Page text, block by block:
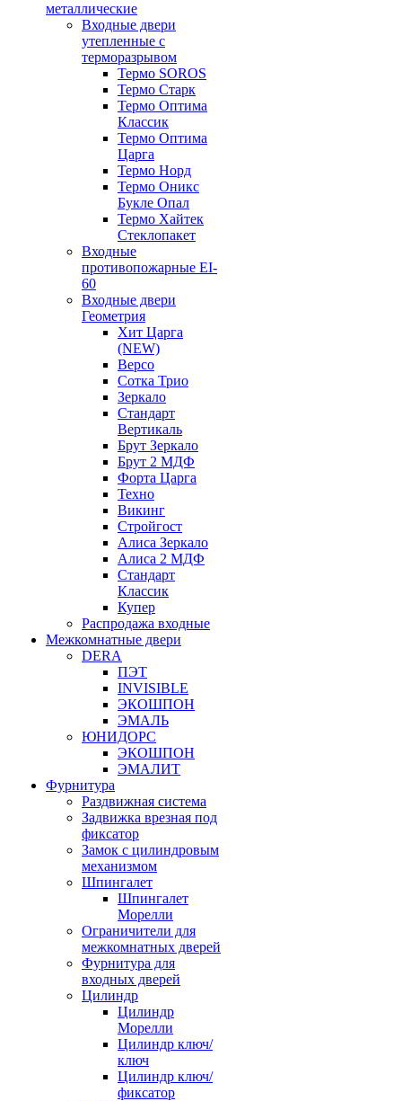
металлические
Входные двери
утепленные с
терморазрывом
Термо SOROS
Термо Старк
Термо Оптима
Классик
Термо Оптима
Царга
Термо Норд
Термо Оникс
Букле Опал
Термо Хайтек
Стеклопакет
Входные
противопожарные EI-
60
Входные двери
Геометрия
Хит Царга
(NEW)
Версо
Сотка Трио
Зеркало
Стандарт
Вертикаль
Брут Зеркало
Брут 2 МДФ
Форта Царга
Техно
Викинг
Стройгост
Алиса Зеркало
Алиса 2 МДФ
Стандарт
Классик
Купер
Распродажа входные
Межкомнатные двери
DERA
ПЭТ
INVISIBLE
ЭКОШПОН
ЭМАЛЬ
ЮНИДОРС
ЭКОШПОН
ЭМАЛИТ
Фурнитура
Раздвижная система
Задвижка врезная под
фиксатор
Замок с цилиндровым
механизмом
Шпингалет
Шпингалет
Морелли
Ограничители для
межкомнатных дверей
Фурнитура для
входных дверей
Цилиндр
Цилиндр
Морелли
Цилиндр ключ/
ключ
Цилиндр ключ/
фиксатор